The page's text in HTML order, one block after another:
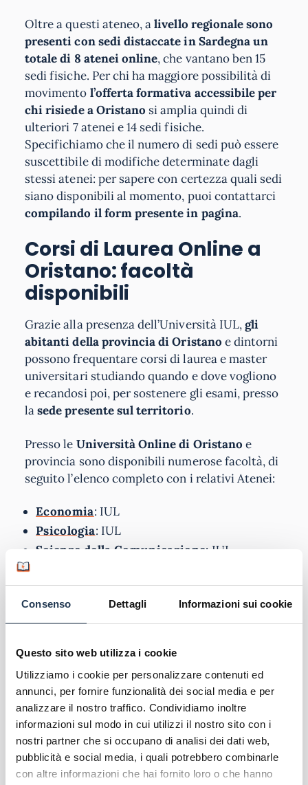
Consenso Dettagli Informazioni sui cookie
Questo sito web utilizza i cookie
Utilizziamo i cookie per personalizzare contenuti ed
annunci, per fornire funzionalità dei social media e per
analizzare il nostro traffico. Condividiamo inoltre
informazioni sul modo in cui utilizzi il nostro sito con i
nostri partner che si occupano di analisi dei dati web,
pubblicità e social media, i quali potrebbero combinarle
con altre informazioni che hai fornito loro o che hanno
Oltre a questi ateneo, alivello regionale sono
presenti con sedi distaccate in Sardegna un
totale di 8 atenei online, che vantano ben 15
sedi fisiche. Per chi ha maggiore possibilità di
movimento l’offerta formativa accessibile per
chi risiede a Oristano si amplia quindi di
ulteriori 7 atenei e 14 sedi fisiche.
Specifichiamo che il numero di sedi può essere
suscettibile di modifiche determinate dagli
stessi atenei: per sapere con certezza quali sedi
siano disponibili al momento, puoi contattarci
compilando il form presente in pagina.
Corsi di Laurea Online a
Oristano: facoltà
disponibili
Grazie alla presenza dell’Università IUL,gli
abitanti della provincia di Oristano e dintorni
possono frequentare corsi di laurea e master
universitari studiando quando e dove vogliono
e recandosi poi, per sostenere gli esami, presso
lasede presente sul territorio.
Presso le Università Online di Oristano e
provincia sono disponibili numerose facoltà, di
seguito l’elenco completo con i relativi Atenei:
Economia: IUL
Psicologia: IUL
Scienze della Comunicazione: IUL
Scienze Motorie: IUL
garantendo così agli studenti, oltre alla
possibilità distudiare quando e dove si vuole
grazie alle piattaforme di e-learning, anche
comodità di avere una sede fisica dell’Ateneo
vicino casadove poter svolgere gli esami senza
doversi spostare troppo da casa.